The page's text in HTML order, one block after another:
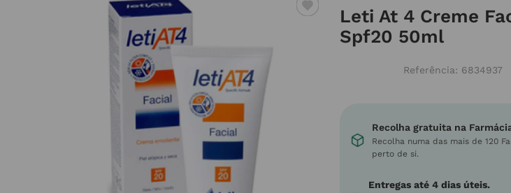
Leti At 4 Creme
Spf20 50ml
Referência: 6834937
Recolha gratuita na
Recolha numa das mais de 120
perto de si.
Entregas até 4 dias úteis.